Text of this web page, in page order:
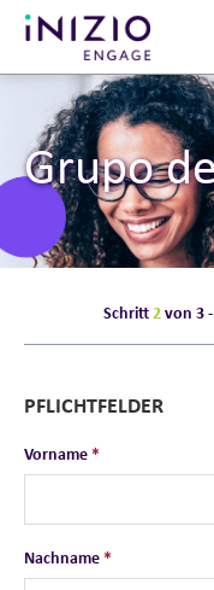
Grupo
Schritt 2von 3 -
PFLICHTFELDER
Vorname *
Nachname *